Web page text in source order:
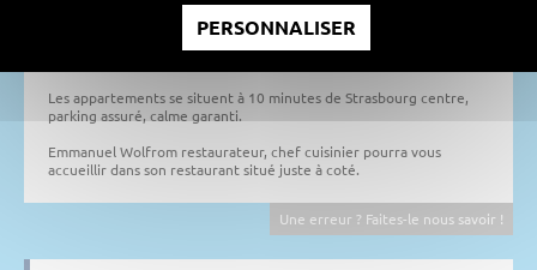
Les appartements loués ont été imaginés dans un cadre chaleureux
Les appartements se situent à 10 minutes de Strasbourg centre,
parking assuré, calme garanti.
Emmanuel Wolfrom restaurateur, chef cuisinier pourra vous
accueillir dans son restaurant situé juste à coté.
Une erreur ? Faites-le nous savoir !
PERSONNALISER